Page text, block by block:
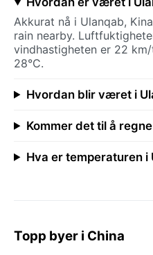
Akkurat nå i Ulanqab,
rain nearby.
vindhastigheten er 22
28°C.
Hvordan blir været i
Kommer det til å
Hva er temperaturen i
Topp byer i China